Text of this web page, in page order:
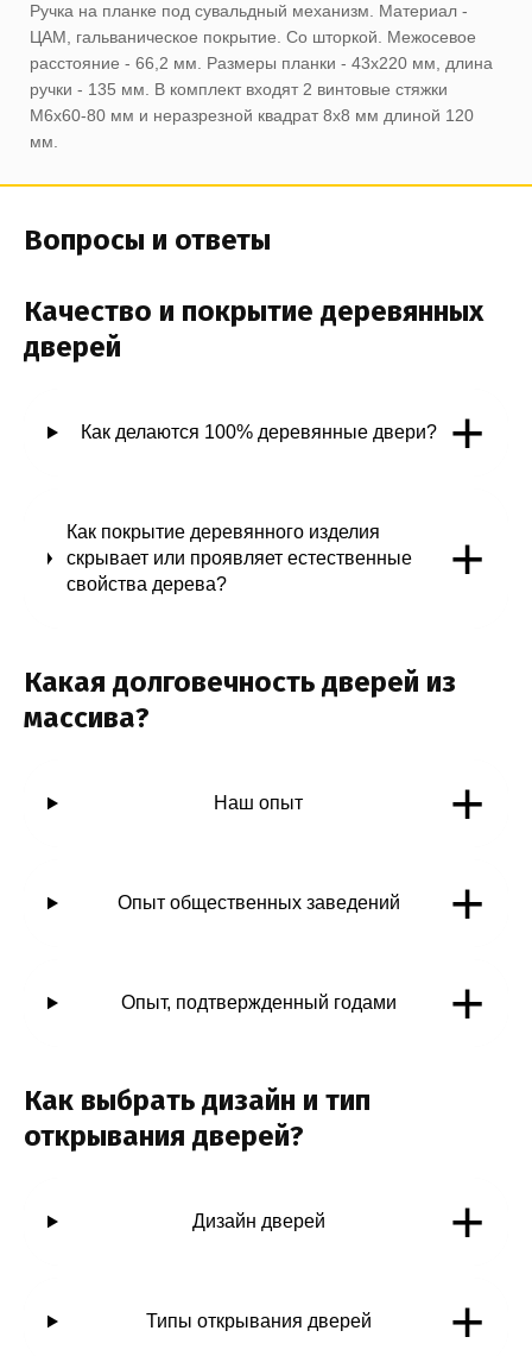
Ручка на планке под сувальдный механизм. Материал -
ЦАМ, гальваническое покрытие. Со шторкой. Межосевое
расстояние - 66,2 мм. Размеры планки - 43х220 мм, длина
ручки - 135 мм. В комплект входят 2 винтовые стяжки
М6х60-80 мм и неразрезной квадрат 8х8 мм длиной 120
мм.
Вопросы и ответы
Качество и покрытие деревянных
дверей
Как делаются 100% деревянные двери? +
Как покрытие деревянного изделия
скрывает или проявляет естественные
свойства дерева?
+
Какая долговечность дверей из
массива?
Наш опыт +
Опыт общественных заведений +
Опыт, подтвержденный годами +
Как выбрать дизайн и тип
открывания дверей?
Дизайн дверей +
Типы открывания дверей +